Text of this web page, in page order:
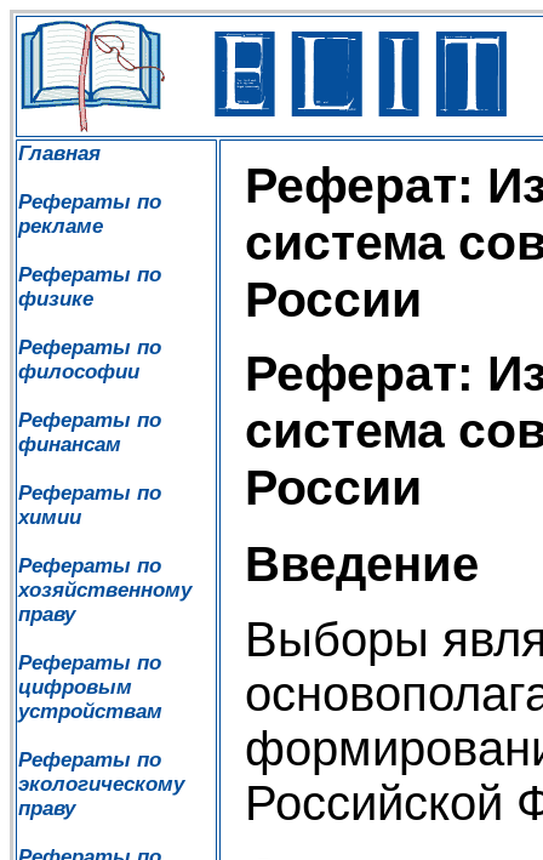
Главная
Рефераты по
рекламе
Рефераты по
физике
Рефераты по
философии
Рефераты по
финансам
Рефераты по
химии
Рефераты по
хозяйственному
праву
Рефераты по
цифровым
устройствам
Рефераты по
экологическому
праву
Реферат:
система
России
Реферат:
система
России
Введение
Выборы
Российской